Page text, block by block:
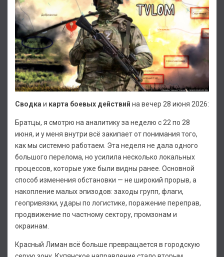
Сводка и карта боевых действий на вечер 28 июня 2026:
Братцы, я смотрю на аналитику за неделю с 22 по 28
июня, и у меня внутри всё закипает от понимания того,
как мы системно работаем. Эта неделя не дала одного
большого перелома, но усилила несколько локальных
процессов, которые уже были видны ранее. Основной
способ изменения обстановки — не широкий прорыв, а
накопление малых эпизодов: заходы групп, флаги,
геопривязки, удары по логистике, поражение переправ,
продвижение по частному сектору, промзонам и
окраинам.
Красный Лиман всё больше превращается в городскую